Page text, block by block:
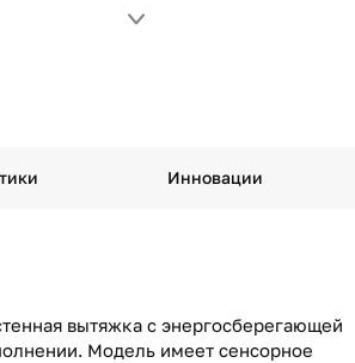
Инновации
вытяжка с энергосберегающей
Модель имеет сенсорное